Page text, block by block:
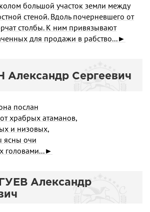
большой участок земли между
стеной. Вдоль почерневшего от
столбы. К ним привязывают
для продажи в рабство...►
Сергеевич
послан
храбрых атаманов,
и низовых,
ясны очи
головами...►
Александр